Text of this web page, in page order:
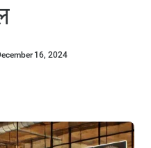
16, 2024